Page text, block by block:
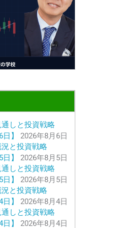
しと投資戦略
】
2026年8月6日
と投資戦略
】
2026年8月5日
しと投資戦略
】
2026年8月5日
と投資戦略
】
2026年8月4日
しと投資戦略
】
2026年8月4日